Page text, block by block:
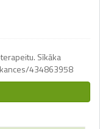
Sīkāka
434863958